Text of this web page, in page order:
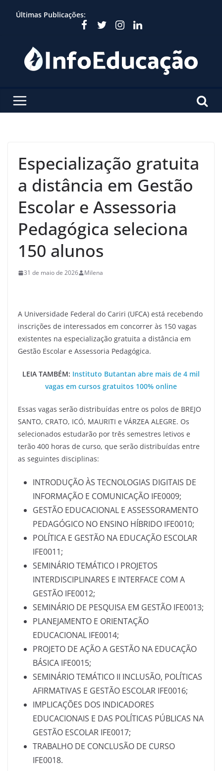
Últimas Publicações:
Especialização gratuita
a distância em Gestão
Escolar e Assessoria
Pedagógica seleciona
150 alunos
31 de maio de 2026 Milena
A Universidade Federal do Cariri (UFCA) está recebendo
inscrições de interessados em concorrer às 150 vagas
existentes na especialização gratuita a distância em
Gestão Escolar e Assessoria Pedagógica.
LEIA TAMBÉM: Instituto Butantan abre mais de 4 mil
vagas em cursos gratuitos 100% online
Essas vagas serão distribuídas entre os polos de BREJO
SANTO, CRATO, ICÓ, MAURITI e VÁRZEA ALEGRE. Os
selecionados estudarão por três semestres letivos e
terão 400 horas de curso, que serão distribuídas entre
as seguintes disciplinas:
INTRODUÇÃO ÀS TECNOLOGIAS DIGITAIS DE
INFORMAÇÃO E COMUNICAÇÃO IFE0009;
GESTÃO EDUCACIONAL E ASSESSORAMENTO
PEDAGÓGICO NO ENSINO HÍBRIDO IFE0010;
POLÍTICA E GESTÃO NA EDUCAÇÃO ESCOLAR
IFE0011;
SEMINÁRIO TEMÁTICO I PROJETOS
INTERDISCIPLINARES E INTERFACE COM A
GESTÃO IFE0012;
SEMINÁRIO DE PESQUISA EM GESTÃO IFE0013;
PLANEJAMENTO E ORIENTAÇÃO
EDUCACIONAL IFE0014;
PROJETO DE AÇÃO A GESTÃO NA EDUCAÇÃO
BÁSICA IFE0015;
SEMINÁRIO TEMÁTICO II INCLUSÃO, POLÍTICAS
AFIRMATIVAS E GESTÃO ESCOLAR IFE0016;
IMPLICAÇÕES DOS INDICADORES
EDUCACIONAIS E DAS POLÍTICAS PÚBLICAS NA
GESTÃO ESCOLAR IFE0017;
TRABALHO DE CONCLUSÃO DE CURSO
IFE0018.